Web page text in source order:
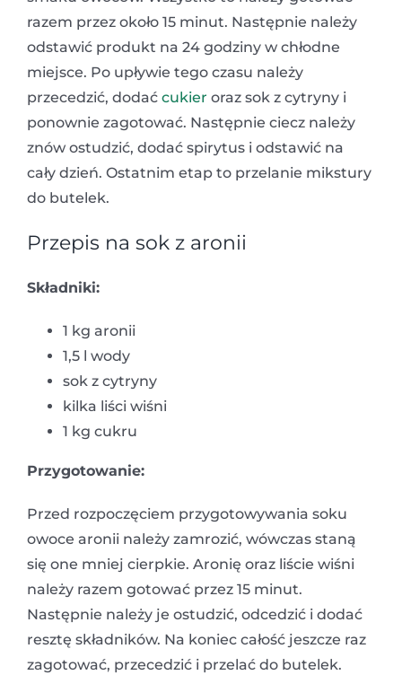
razem przez około 15 minut. Następnie należy
odstawić produkt na 24 godziny w chłodne
miejsce. Po upływie tego czasu należy
przecedzić, dodać cukier oraz sok z cytryny i
ponownie zagotować. Następnie ciecz należy
znów ostudzić, dodać spirytus i odstawić na
cały dzień. Ostatnim etap to przelanie mikstury
do butelek.
Przepis na sok z aronii
Składniki:
1 kg aronii
1,5 l wody
sok z cytryny
kilka liści wiśni
1 kg cukru
Przygotowanie:
Przed rozpoczęciem przygotowywania soku
owoce aronii należy zamrozić, wówczas staną
się one mniej cierpkie. Aronię oraz liście wiśni
należy razem gotować przez 15 minut.
Następnie należy je ostudzić, odcedzić i dodać
resztę składników. Na koniec całość jeszcze raz
zagotować, przecedzić i przelać do butelek.